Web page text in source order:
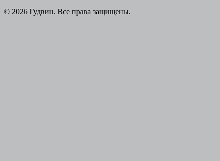
© 2026 Гудвин. Все права защищены.